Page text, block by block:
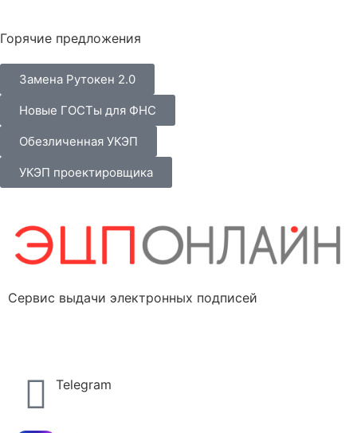
Горячие предложения
Замена Рутокен 2.0
Новые ГОСТы для ФНС
Обезличенная УКЭП
УКЭП проектировщика
Сервис выдачи электронных подписей
Telegram